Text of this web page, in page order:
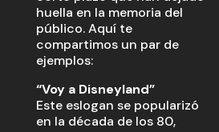
huella en la memoria del
público. Aquí te
compartimos un par de
ejemplos:
“Voy a Disneyland”
Este eslogan se popularizó
en la década de los 80,